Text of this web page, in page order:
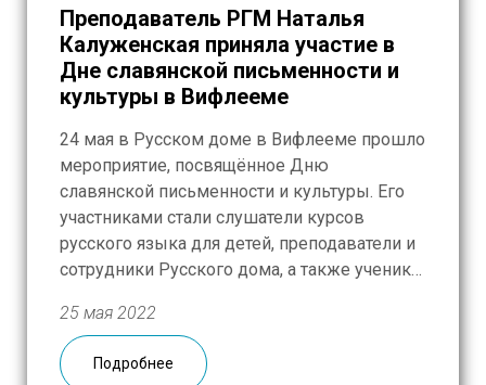
Преподаватель РГМ Наталья
Калуженская приняла участие в
Дне славянской письменности и
культуры в Вифлееме
24 мая в Русском доме в Вифлееме прошло
мероприятие, посвящённое Дню
славянской письменности и культуры. Его
участниками стали слушатели курсов
русского языка для детей, преподаватели и
сотрудники Русского дома, а также ученики
города Вифлеема. Познавательную
презентацию, исторический экскурс,
приуроченный к этой дате, в видеоформате
25 мая 2022
Подробнее